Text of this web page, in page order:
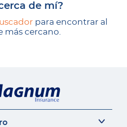
de mí?
para encontrar al
más cercano.